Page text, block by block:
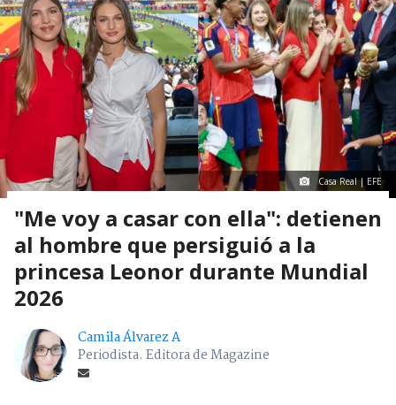
Casa Real | EFE
"Me voy a casar con ella": detienen
al hombre que persiguió a la
princesa Leonor durante Mundial
2026
Camila Álvarez A
Periodista. Editora de Magazine